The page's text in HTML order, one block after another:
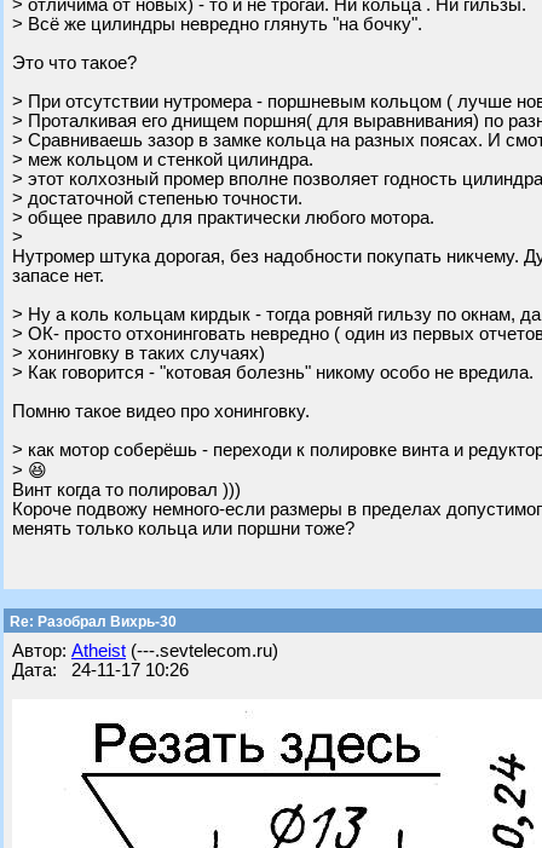
> отличима от новых) - то и не трогай. Ни кольца . Ни гильзы.
> Всё же цилиндры невредно глянуть "на бочку".
Это что такое?
> При отсутствии нутромера - поршневым кольцом ( лучше
> Проталкивая его днищем поршня( для выравнивания) по
> Сравниваешь зазор в замке кольца на разных поясах. И
> меж кольцом и стенкой цилиндра.
> этот колхозный промер вполне позволяет годность
> достаточной степенью точности.
> общее правило для практически любого мотора.
>
Нутромер штука дорогая, без надобности покупать
запасе нет.
> Ну а коль кольцам кирдык - тогда ровняй гильзу по окнам,
> ОК- просто отхонинговать невредно ( один из первых
> хонинговку в таких случаях)
> Как говорится - "котовая болезнь" никому особо не вредила.
Помню такое видео про хонинговку.
> как мотор соберёшь - переходи к полировке винта и
> 😆
Винт когда то полировал )))
Короче подвожу немного-если размеры в пределах
менять только кольца или поршни тоже?
Re: Разобрал Вихрь-30
Автор: Atheist (---.sevtelecom.ru)
Дата: 24-11-17 10:26